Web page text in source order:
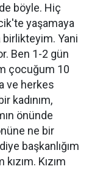
böyle. Hiç
yaşamaya
Yani
Ben 1-2 gün
çocuğum 10
ve herkes
kadınım,
önünde
ne bir
başkanlığım
Kızım